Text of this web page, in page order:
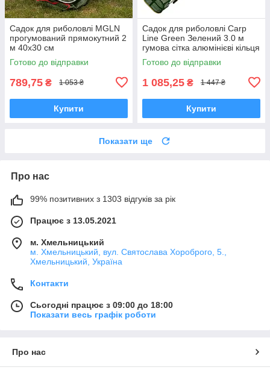
Садок для риболовлі MGLN
прогумований прямокутний 2
м 40х30 см
Готово до відправки
789,75 ₴ 1 053 ₴
Купити
Садок для риболовлі Carp
Line Green Зелений 3.0 м
гумова сітка алюмінієві кільця
Готово до відправки
1 085,25 ₴ 1 447 ₴
Купити
Показати ще
Про нас
99% позитивних з 1303 відгуків за рік
Працює з 13.05.2021
м. Хмельницький
м. Хмельницький, вул. Святослава Хороброго, 5.,
Хмельницький, Україна
Контакти
Сьогодні працює з 09:00 до 18:00
Показати весь графік роботи
Про нас